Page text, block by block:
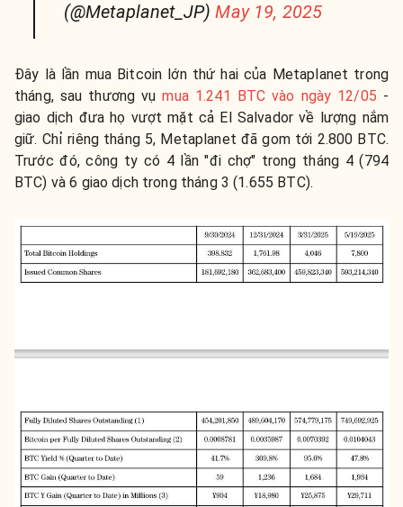
(@Metaplanet_JP)May 19, 2025
Đây là lần mua Bitcoin lớn thứ haicủa Metaplanet trong
tháng, sau thươngvụmua 1.241 BTC vào ngày 12/05 -
giao dịch đưa họ vượtmặt cả El Salvadorvề lượng nắm
giữ. Chỉriêng tháng 5, Metaplanet đãgom tới 2.800 BTC.
Trướcđó,công ty có 4 lần "đi chợ" trong tháng 4 (794
BTC) và6 giao dịch trong tháng 3 (1.655 BTC).